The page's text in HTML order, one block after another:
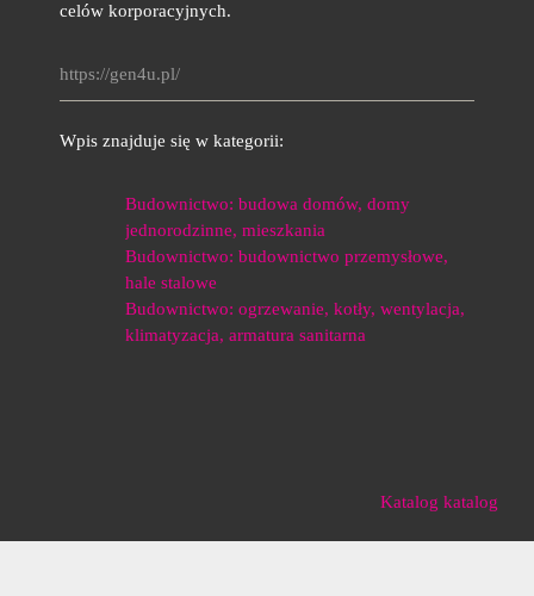
celów korporacyjnych.
https://gen4u.pl/
Wpis znajduje się w kategorii:
Budownictwo: budowa domów, domy
jednorodzinne, mieszkania
Budownictwo: budownictwo przemysłowe,
hale stalowe
Budownictwo: ogrzewanie, kotły, wentylacja,
klimatyzacja, armatura sanitarna
Katalog katalog